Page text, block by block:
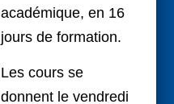
académique, en 16
jours de formation.
Les cours se
donnent le vendredi